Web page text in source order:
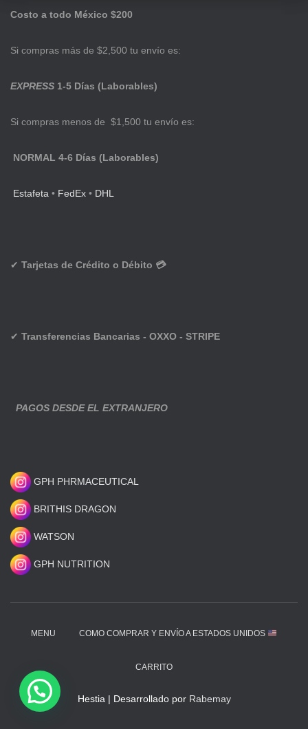
Costo a todo México $200
Si compras más de $2,500 tu envío es:
EXPRESS 1-5 Días (Laborables)
Si compras menos de $1,500 tu envío es:
NORMAL 4-6 Días (Laborables)
Estafeta • FedEx • DHL
✔ Tarjetas de Crédito o Débito 💳
✔ Transferencias Bancarias - OXXO - STRIPE
PAGOS DESDE EL EXTRANJERO
GPH PHRMACEUTICAL
BRITHIS DRAGON
WATSON
GPH NUTRITION
MENU COMO COMPRAR Y ENVÍO A ESTADOS UNIDOS
CARRITO
Hestia | Desarrollado por Rabemay